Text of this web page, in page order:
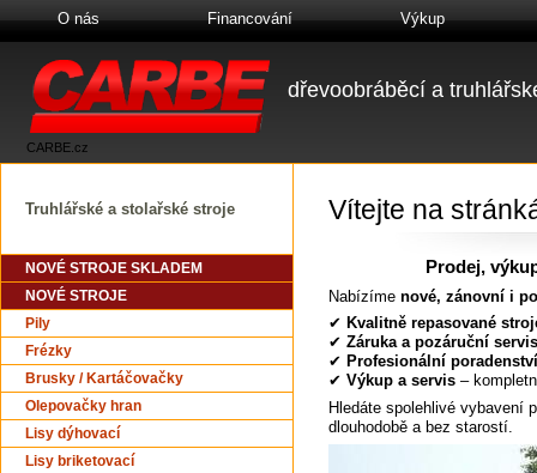
O nás Financování Výkup
dřevoobráběcí a
CARBE.cz
Truhlářské a stolařské stroje
NOVÉ STROJE SKLADEM
NOVÉ STROJE
Pily
Frézky
Brusky / Kartáčovačky
Olepovačky hran
Lisy dýhovací
Lisy briketovací
Vítejte na
Prodej,
Nabízíme nové, zánovní i
✔ Kvalitně repasované
✔ Záruka a pozáruční servis
✔ Profesionální poradenství
✔ Výkup a servis–
Hledáte spolehlivé vybavení
dlouhodobě a bez starostí.